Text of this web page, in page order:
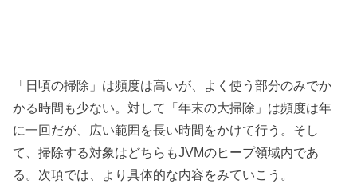
「日頃の掃除」は頻度は高いが、よく使う部分のみでか
かる時間も少ない。対して「年末の大掃除」は頻度は年
に一回だが、広い範囲を長い時間をかけて行う。そし
て、掃除する対象はどちらもJVMのヒープ領域内であ
る。次項では、より具体的な内容をみていこう。